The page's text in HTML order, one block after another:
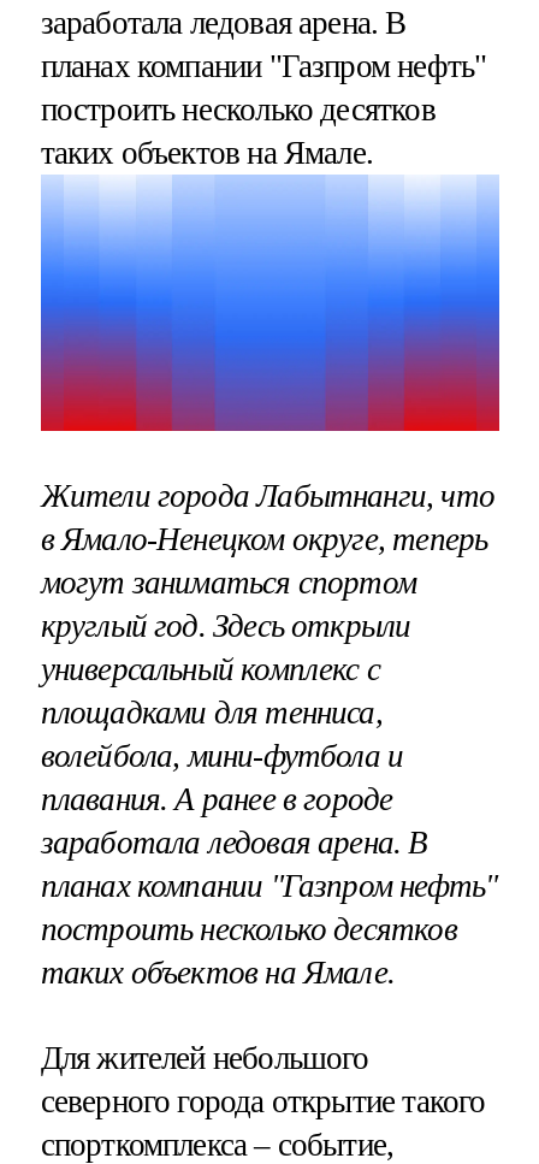
заработала ледовая арена. В
планах компании "Газпром нефть"
построить несколько десятков
таких объектов на Ямале.
Жители города Лабытнанги, что
в Ямало-Ненецком округе, теперь
могут заниматься спортом
круглый год. Здесь открыли
универсальный комплекс с
площадками для тенниса,
волейбола, мини-футбола и
плавания. А ранее в городе
заработала ледовая арена. В
планах компании "Газпром нефть"
построить несколько десятков
таких объектов на Ямале.
Для жителей небольшого
северного города открытие такого
спорткомплекса – событие,